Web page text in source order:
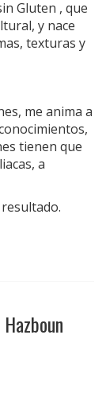
Gluten , que
y nace
texturas y
me anima a
tienen que
a